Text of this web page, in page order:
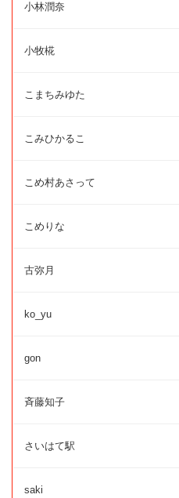
小林潤奈
小牧椛
こまちみゆた
こみひかるこ
こめ村あさって
こめりな
古弥月
ko_yu
gon
斉藤知子
さいはて駅
saki